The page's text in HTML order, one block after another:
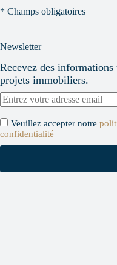
c
h
m
v
i
d
e
.
* Champs obligatoires
Newsletter
Recevez des
projets immobiliers.
Veuillez accepter notre
confidentialité